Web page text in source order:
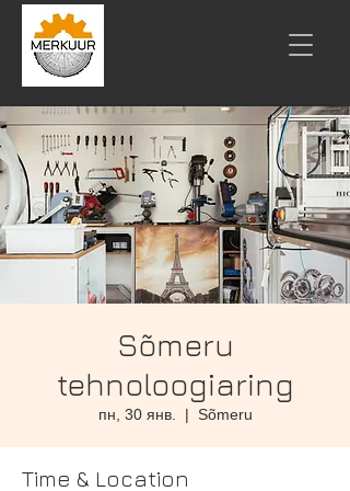
Sõmeru
tehnoloogiaring
пн, 30 янв.
  |
Sõmeru
Time & Location